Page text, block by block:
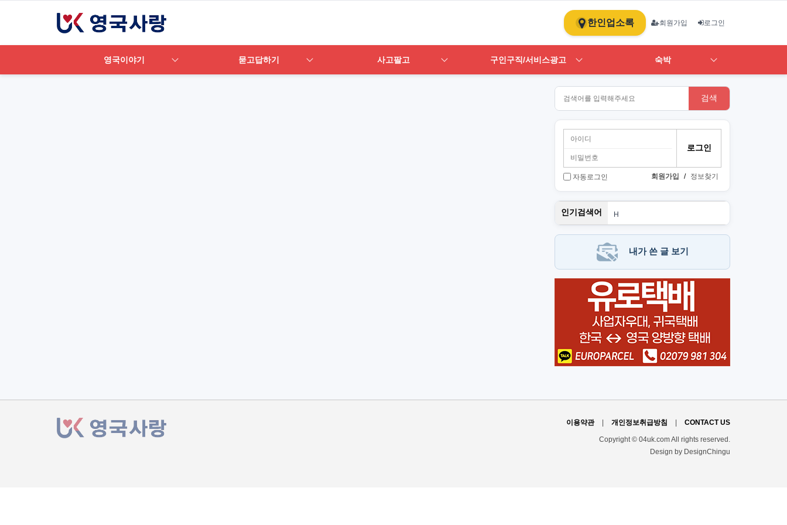
한인업소록 회원가입 로그인
영국이야기 묻고답하기 사고팔고 구인구직/서비스광고 숙박
검색
자동로그인 회원가입 / 정보찾기
인기검색어
H
1
뉴몰
PT
내가 쓴 글 보기
이용약관 개인정보취급방침 CONTACT US
Copyright © 04uk.com All rights reserved.
Design by DesignChingu